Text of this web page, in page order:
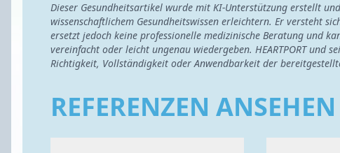
Dieser Gesundheitsartikel wurde mit KI-Unterstützung erstellt
wissenschaftlichem Gesundheitswissen erleichtern. Er versteht
ersetzt jedoch keine professionelle medizinische Beratung und
vereinfacht oder leicht ungenau wiedergeben. HEARTPORT und
Richtigkeit, Vollständigkeit oder Anwendbarkeit der
REFERENZEN